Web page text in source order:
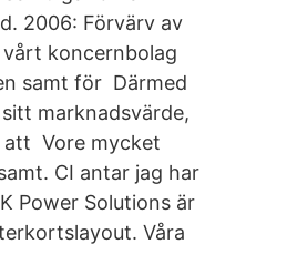
2006: Förvärv av
koncernbolag
samt för Därmed
marknadsvärde,
att Vore mycket
CI antar jag har
Power Solutions är
Våra